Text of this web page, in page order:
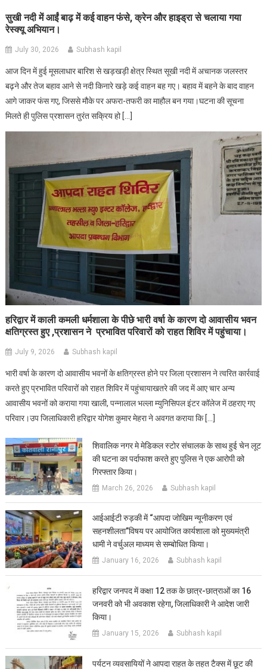
सुखी नदी में आईं बाढ़ में कई वाहन फंसे, क्रेन और हाइड्रा से चलाया गया
रेस्क्यू अभियान।
July 30, 2026 Subhash kapil
आज दिन में हुई मूसलाधार बारिश से खड़खड़ी क्षेत्र स्थित सूखी नदी में अचानक जलस्तर
बढ़ने और तेज बहाव आने से नदी किनारे खड़े कई वाहन बह गए। बहाव में बहने के बाद वाहन
आगे जाकर फंस गए, जिससे मौके पर अफरा-तफरी का माहौल बन गया।घटना की सूचना
मिलते ही पुलिस प्रशासन तुरंत सक्रिय हो […]
हरिद्वार में काली कमली धर्मशाला के पीछे भारी वर्षा के कारण दो आवासीय भवन
क्षतिग्रस्त हुए ,प्रशासन ने प्रभावित परिवारों को राहत शिविर में पहुंचाया।
July 9, 2026 Subhash kapil
भारी वर्षा के कारण दो आवासीय भवनों के क्षतिग्रस्त होने पर जिला प्रशासन ने त्वरित कार्रवाई
करते हुए प्रभावित परिवारों को राहत शिविर में पहुंचायाखतरे की जद में आए चार अन्य
आवासीय भवनों को कराया गया खाली, पन्नालाल भल्ला म्युनिसिपल इंटर कॉलेज में ठहराए गए
परिवार।उप जिलाधिकारी हरिद्वार योगेश कुमार मेहरा ने अवगत कराया कि […]
शिवालिक नगर मे मेडिकल स्टोर संचालक के साथ हुई चेन लूट
की घटना का पर्दाफाश करते हुए पुलिस ने एक आरोपी को
गिरफ्तार किया।
March 26, 2026 Subhash kapil
आईआईटी रुड़की में “आपदा जोखिम न्यूनीकरण एवं
सहनशीलता”विषय पर आयोजित कार्यशाला को मुख्यमंत्री
धामी ने वर्चुअल माध्यम से सम्बोधित किया।
January 16, 2026 Subhash kapil
हरिद्वार जनपद में कक्षा 12 तक के छात्र-छात्राओं का 16
जनवरी को भी अवकाश रहेगा, जिलाधिकारी ने आदेश जारी
किया।
January 15, 2026 Subhash kapil
पर्यटन व्यवसायियों ने आपदा राहत के तहत टैक्स में छूट की